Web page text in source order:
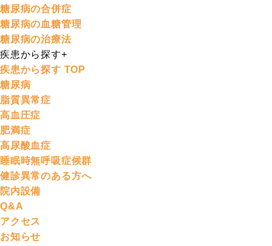
糖尿病の合併症
糖尿病の血糖管理
糖尿病の治療法
疾患から探す+
疾患から探す TOP
糖尿病
脂質異常症
高血圧症
肥満症
高尿酸血症
睡眠時無呼吸症候群
健診異常のある方へ
院内設備
Q&A
アクセス
お知らせ